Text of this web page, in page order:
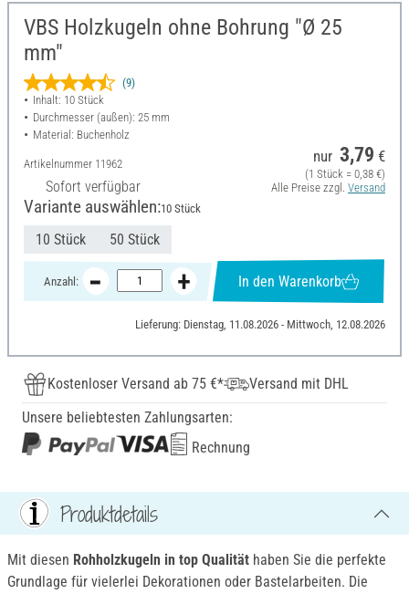
VBS Holzkugeln ohne Bohrung "Ø 25
mm"
(9)
Inhalt: 10 Stück
Durchmesser (außen): 25 mm
Material: Buchenholz
Artikelnummer 11962
Sofort verfügbar
nur 3,79 €
(1 Stück = 0,38 €)
Alle Preise zzgl. Versand
Variante auswählen:10 Stück
10 Stück 50 Stück
Anzahl: In den Warenkorb
Lieferung: Dienstag, 11.08.2026 - Mittwoch, 12.08.2026
Kostenloser Versand ab 75 €*
Versand mit DHL
Unsere beliebtesten Zahlungsarten:
Rechnung
Produktdetails
Mit diesen Rohholzkugeln in top Qualität haben Sie die perfekte
Grundlage für vielerlei Dekorationen oder Bastelarbeiten. Die